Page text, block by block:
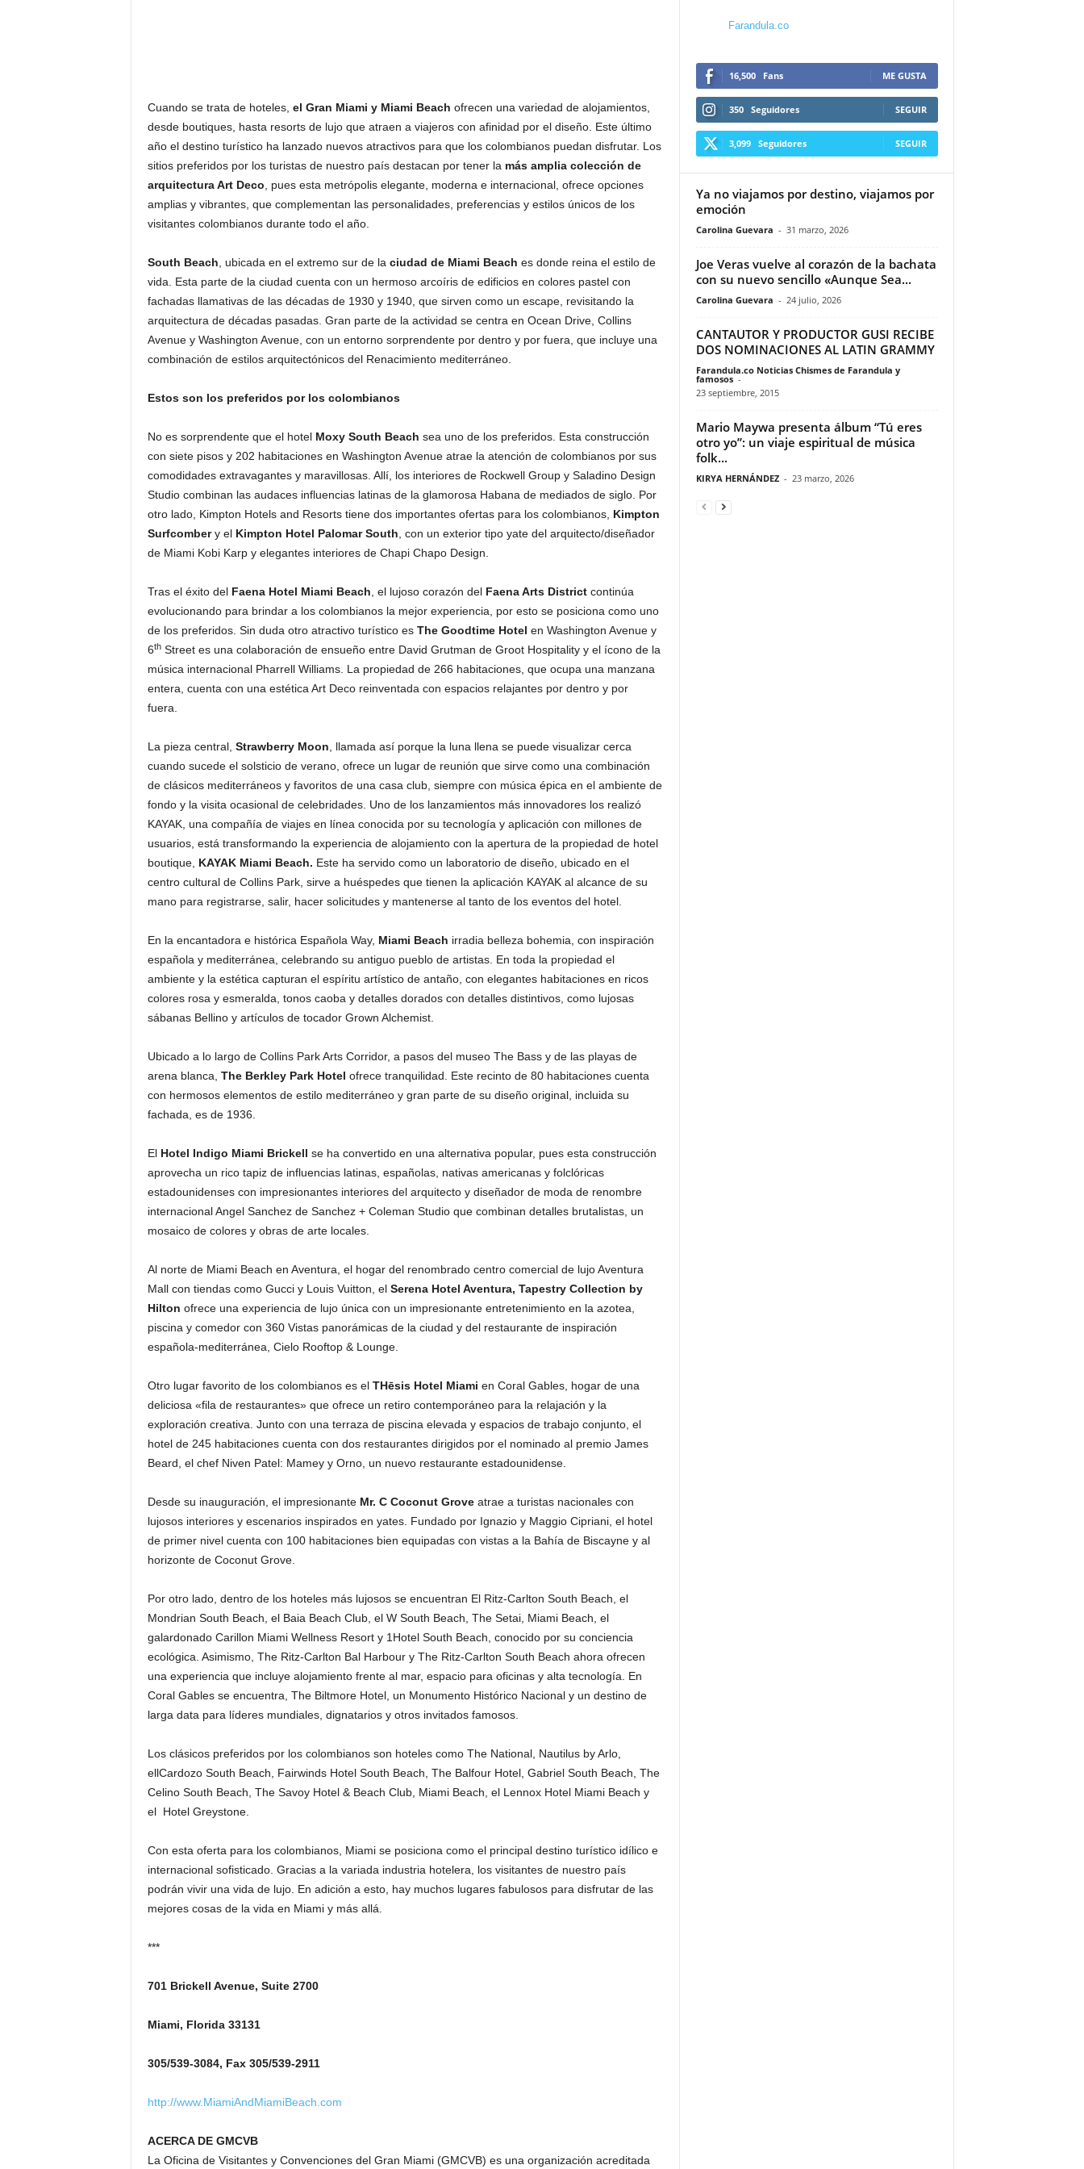
Cuando se trata de hoteles, el Gran Miami y Miami Beach ofrecen una variedad de alojamientos,
desde boutiques, hasta resorts de lujo que atraen a viajeros con afinidad por el diseño. Este último
año el destino turístico ha lanzado nuevos atractivos para que los colombianos puedan disfrutar. Los
sitios preferidos por los turistas de nuestro país destacan por tener la más amplia colección de
arquitectura Art Deco , pues esta metrópolis elegante, moderna e internacional, ofrece opciones
amplias y vibrantes, que complementan las personalidades, preferencias y estilos únicos de los
visitantes colombianos durante todo el año.
South Beach , ubicada en el extremo sur de la ciudad de Miami Beach es donde reina el estilo de
vida. Esta parte de la ciudad cuenta con un hermoso arcoíris de edificios en colores pastel con
fachadas llamativas de las décadas de 1930 y 1940, que sirven como un escape, revisitando la
arquitectura de décadas pasadas. Gran parte de la actividad se centra en Ocean Drive, Collins
Avenue y Washington Avenue, con un entorno sorprendente por dentro y por fuera, que incluye una
combinación de estilos arquitectónicos del Renacimiento mediterráneo.
Estos son los preferidos por los colombianos
No es sorprendente que el hotel Moxy South Beach sea uno de los preferidos. Esta construcción
con siete pisos y 202 habitaciones en Washington Avenue atrae la atención de colombianos por sus
comodidades extravagantes y maravillosas. Allí, los interiores de Rockwell Group y Saladino Design
Studio combinan las audaces influencias latinas de la glamorosa Habana de mediados de siglo. Por
otro lado, Kimpton Hotels and Resorts tiene dos importantes ofertas para los colombianos, Kimpton
Surfcombery el Kimpton Hotel Palomar South con un exterior tipo yate del arquitecto/diseñador
de Miami Kobi Karp y elegantes interiores de Chapi Chapo Design.
Tras el éxito del Faena Hotel Miami Beach , el lujoso corazón del Faena Arts Districtcontinúa
evolucionando para brindar a los colombianos la mejor experiencia, por esto se posiciona como uno
de los preferidos. Sin duda otro atractivo turístico es The Goodtime Hotel en Washington Avenue y
6thStreet es una colaboración de ensueño entre David Grutman de Groot Hospitality y el ícono de la
música internacional Pharrell Williams. La propiedad de 266 habitaciones, que ocupa una manzana
entera, cuenta con una estética Art Deco reinventada con espacios relajantes por dentro y por
fuera.
La pieza central, Strawberry Moon , llamada así porque la luna llena se puede visualizar cerca
cuando sucede el solsticio de verano, ofrece un lugar de reunión que sirve como una combinación
de clásicos mediterráneos y favoritos de una casa club, siempre con música épica en el ambiente de
fondo y la visita ocasional de celebridades. Uno de los lanzamientos más innovadores los realizó
KAYAK, una compañía de viajes en línea conocida por su tecnología y aplicación con millones de
usuarios, está transformando la experiencia de alojamiento con la apertura de la propiedad de hotel
boutique, KAYAK Miami Beach. Este ha servido como un laboratorio de diseño, ubicado en el
centro cultural de Collins Park, sirve a huéspedes que tienen la aplicación KAYAK al alcance de su
mano para registrarse, salir, hacer solicitudes y mantenerse al tanto de los eventos del hotel.
En la encantadora e histórica Española Way, Miami Beach irradia belleza bohemia, con inspiración
española y mediterránea, celebrando su antiguo pueblo de artistas. En toda la propiedad el
ambiente y la estética capturan el espíritu artístico de antaño, con elegantes habitaciones en ricos
colores rosa y esmeralda, tonos caoba y detalles dorados con detalles distintivos, como lujosas
sábanas Bellino y artículos de tocador Grown Alchemist.
Ubicado a lo largo de Collins Park Arts Corridor, a pasos del museo The Bass y de las playas de
arena blanca, The Berkley Park Hotel ofrece tranquilidad. Este recinto de 80 habitaciones cuenta
con hermosos elementos de estilo mediterráneo y gran parte de su diseño original, incluida su
fachada, es de 1936.
El Hotel Indigo Miami Brickell se ha convertido en una alternativa popular, pues esta construcción
aprovecha un rico tapiz de influencias latinas, españolas, nativas americanas y folclóricas
estadounidenses con impresionantes interiores del arquitecto y diseñador de moda de renombre
internacional Angel Sanchez de Sanchez + Coleman Studio que combinan detalles brutalistas, un
mosaico de colores y obras de arte locales.
Al norte de Miami Beach en Aventura, el hogar del renombrado centro comercial de lujo Aventura
Mall con tiendas como Gucci y Louis Vuitton, el Serena Hotel Aventura, Tapestry Collection by
Hilton ofrece una experiencia de lujo única con un impresionante entretenimiento en la azotea,
piscina y comedor con 360 Vistas panorámicas de la ciudad y del restaurante de inspiración
española-mediterránea, Cielo Rooftop & Lounge.
Otro lugar favorito de los colombianos es el THēsis Hotel Miami en Coral Gables, hogar de una
deliciosa «fila de restaurantes» que ofrece un retiro contemporáneo para la relajación y la
exploración creativa. Junto con una terraza de piscina elevada y espacios de trabajo conjunto, el
hotel de 245 habitaciones cuenta con dos restaurantes dirigidos por el nominado al premio James
Beard, el chef Niven Patel: Mamey y Orno, un nuevo restaurante estadounidense.
Desde su inauguración, el impresionante Mr. C Coconut Grove atrae a turistas nacionales con
lujosos interiores y escenarios inspirados en yates. Fundado por Ignazio y Maggio Cipriani, el hotel
de primer nivel cuenta con 100 habitaciones bien equipadas con vistas a la Bahía de Biscayne y al
horizonte de Coconut Grove.
Por otro lado, dentro de los hoteles más lujosos se encuentran El Ritz-Carlton South Beach, el
Mondrian South Beach, el Baia Beach Club, el W South Beach, The Setai, Miami Beach, el
galardonado Carillon Miami Wellness Resort y 1Hotel South Beach, conocido por su conciencia
ecológica. Asimismo, The Ritz-Carlton Bal Harbour y The Ritz-Carlton South Beach ahora ofrecen
una experiencia que incluye alojamiento frente al mar, espacio para oficinas y alta tecnología. En
Coral Gables se encuentra, The Biltmore Hotel, un Monumento Histórico Nacional y un destino de
larga data para líderes mundiales, dignatarios y otros invitados famosos.
Los clásicos preferidos por los colombianos son hoteles como The National, Nautilus by Arlo,
ellCardozo South Beach, Fairwinds Hotel South Beach, The Balfour Hotel, Gabriel South Beach, The
Celino South Beach, The Savoy Hotel & Beach Club, Miami Beach, el Lennox Hotel Miami Beach y
el Hotel Greystone.
Con esta oferta para los colombianos, Miami se posiciona como el principal destino turístico idílico e
internacional sofisticado. Gracias a la variada industria hotelera, los visitantes de nuestro país
podrán vivir una vida de lujo. En adición a esto, hay muchos lugares fabulosos para disfrutar de las
mejores cosas de la vida en Miami y más allá.
***
701 Brickell Avenue, Suite 2700
Miami, Florida 33131
305/539-3084, Fax 305/539-2911
http://www.MiamiAndMiamiBeach.com
ACERCA DE GMCVB
La Oficina de Visitantes y Convenciones del Gran Miami (GMCVB) es una organización acreditada
Farandula.co
16,500 Fans ME GUSTA
350 Seguidores SEGUIR
3,099 Seguidores SEGUIR
Ya no viajamos por destino, viajamos por
emoción
Carolina Guevara - 31 marzo, 2026
Joe Veras vuelve al corazón de la bachata
con su nuevo sencillo «Aunque Sea...
Carolina Guevara - 24 julio, 2026
CANTAUTOR Y PRODUCTOR GUSI RECIBE
DOS NOMINACIONES AL LATIN GRAMMY
Farandula.co Noticias Chismes de Farandula y
famosos -
23 septiembre, 2015
Mario Maywa presenta álbum “Tú eres
otro yo”: un viaje espiritual de música
folk...
KIRYA HERNÁNDEZ - 23 marzo, 2026